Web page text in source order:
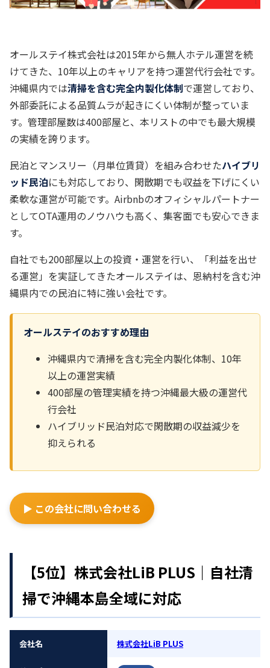
オールステイ株式会社は2015年から無人ホテル運営を続
けてきた、10年以上のキャリアを持つ運営代行会社です。
沖縄県内では清掃を含む完全内製化体制で運営しており、
外部委託による品質ムラが起きにくい体制が整っていま
す。管理部屋数は400部屋と、本リストの中でも最大規模
の実績を誇ります。
民泊とマンスリー（月単位賃貸）を組み合わせたハイブリ
ッド民泊にも対応しており、閑散期でも収益を下げにくい
柔軟な運営が可能です。Airbnbのオフィシャルパートナー
としてOTA運用のノウハウも高く、集客面でも安心できま
す。
自社でも200部屋以上の投資・運営を行い、「利益を出せ
る運営」を実証してきたオールステイは、恩納村を含む沖
縄県内での民泊に特に強い会社です。
オールステイのおすすめ理由
沖縄県内で清掃を含む完全内製化体制、10年
以上の運営実績
400部屋の管理実績を持つ沖縄最大級の運営代
行会社
ハイブリッド民泊対応で閑散期の収益減少を
抑えられる
▶ この会社に問い合わせる
【5位】株式会社LiB PLUS｜自社清
掃で沖縄本島全域に対応
会社名 株式会社LiB PLUS